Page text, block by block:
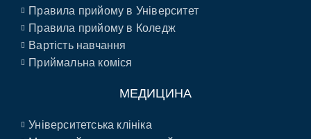
Правила прийому в Університет
Правила прийому в Коледж
Вартість навчання
Приймальна коміся
МЕДИЦИНА
Університетська клініка